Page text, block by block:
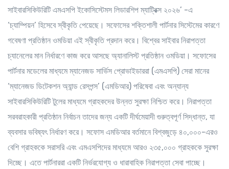
সাইবারসিকিউরিটি এমএসপি ইকোসিস্টেমস লিডারশিপ ম্যাট্রিক্স ২০২৬’ -এ
‘চ্যাম্পিয়ন’ হিসেবে স্বীকৃতি পেয়েছে। সফোসের শক্তিশালী পার্টনার সিস্টেমের কারণে
গবেষণা প্রতিষ্ঠান ওমডিয়া এই স্বীকৃতি প্রদান করে। বিশ্বের সাইবার নিরাপত্তা
চ্যানেলের মান নির্ধারণে কাজ করে আসছে অ্যানালিস্ট প্রতিষ্ঠান ওমডিয়া। সফোসের
পার্টনার মডেলের মাধ্যমে ম্যানেজড সার্ভিস প্রোভাইডাররা (এমএসপি) সেরা মানের
‘ম্যানেজড ডিটেকশন অ্যান্ড রেসপন্স’ (এমডিআর) পরিষেবা এবং অন্যান্য
সাইবারসিকিউরিটি টুলের মাধ্যমে গ্রাহকদের উন্নত সুরক্ষা নিশ্চিত করে। নিরাপত্তা
সরবরাহকারী প্রতিষ্ঠান নির্বাচন তাদের জন্য একটি দীর্ঘমেয়াদী গুরুত্বপূর্ণ সিদ্ধান্ত, যা
ব্যবসার ভবিষ্যৎ নির্ধারণ করে। সফোস এমডিআর বর্তমানে বিশ্বজুড়ে ৪০,০০০-এরও
বেশি গ্রাহককে সরাসরি এবং এমএসপিদের মাধ্যমে আরও ২৩৫,০০০ গ্রাহককে সুরক্ষা
দিচ্ছে। এতে পার্টনাররা একটি নির্ভরযোগ্য ও ধারাবাহিক নিরাপত্তা সেবা পাচ্ছে।